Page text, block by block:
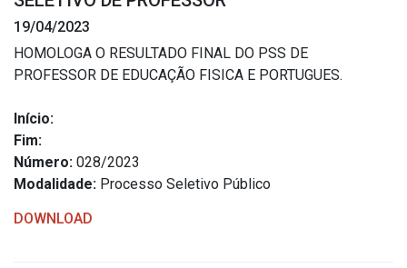
Administração
Agricultura e Meio Ambiente
Assistência Social
Educação, Cultura, Desporto e Turismo
19/04/2023
HOMOLOGA O RESULTADO FINAL DO PSS DE
PROFESSOR DE EDUCAÇÃO FISICA E PORTUGUES.
Início:
Fim:
Número: 028/2023
Modalidade: Processo Seletivo Público
DOWNLOAD